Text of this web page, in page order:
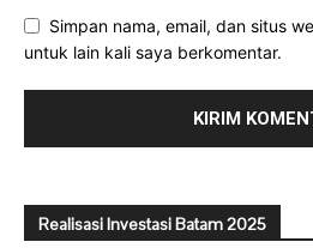
Simpan nama, email, dan situs
untuk lain kali saya berkomentar.
Realisasi Investasi Batam 2025